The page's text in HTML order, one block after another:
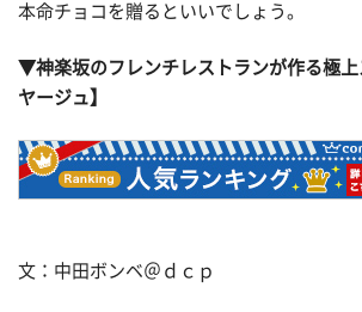
本命チョコを贈るといいでしょう。
▼神楽坂のフレンチレストランが作る極上
ヤージュ】
文：中田ボンベ＠ｄｃｐ